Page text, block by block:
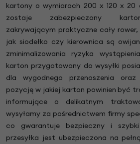
kartony o wymiarach 200 x 120 x 20
zostaje zabezpieczony
zakrywającym praktyczne cały
jak siodełko czy kierownica są
zminimalizowania ryzyka
karton przygotowany do wysyłki
dla wygodnego przenoszenia oraz
pozycję w jakiej karton powinien być
informujące o delikatnym
wysyłamy za pośrednictwem firmy
co gwarantuje bezpieczny i
przesyłka jest ubezpieczona na